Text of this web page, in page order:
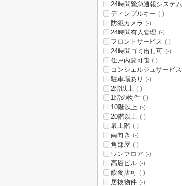
24時間緊急通報システム
ディンプルキー (-)
防犯カメラ (-)
24時間有人管理 (-)
フロントサービス (-)
24時間ゴミ出し可 (-)
住戸内覧可能 (-)
コンシェルジュサービス
駐車場あり (-)
2階以上 (-)
1階の物件 (-)
10階以上 (-)
20階以上 (-)
最上階 (-)
南向き (-)
角部屋 (-)
ワンフロア (-)
高層ビル (-)
飲食店可 (-)
居抜物件 (-)